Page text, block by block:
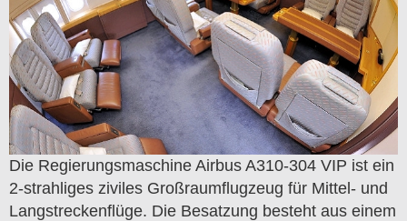
Die Regierungsmaschine Airbus A310-304 VIP ist ein
2-strahliges ziviles Großraumflugzeug für Mittel- und
Langstreckenflüge. Die Besatzung besteht aus einem